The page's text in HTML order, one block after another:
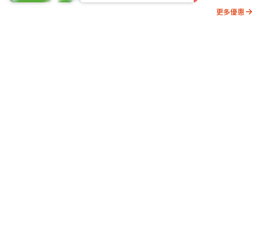
更多優惠